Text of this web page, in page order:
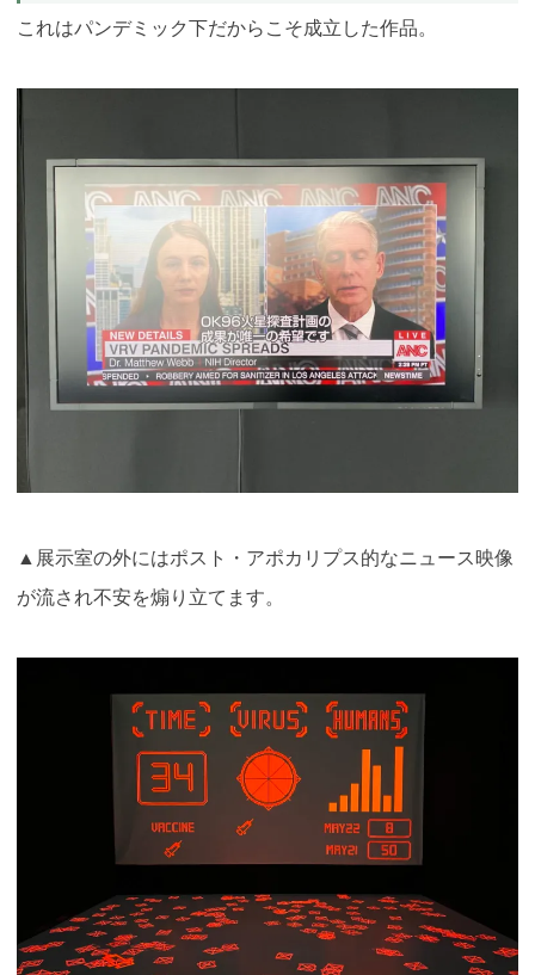
これはパンデミック下だからこそ成立した作品。
▲展示室の外にはポスト・アポカリプス的なニュース映像
が流され不安を煽り立てます。